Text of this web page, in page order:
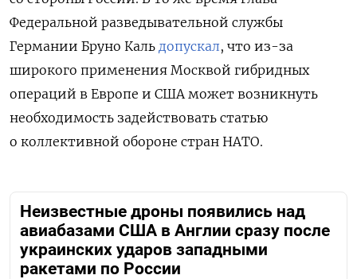
Федеральной разведывательной службы
Германии Бруно Каль допускал, что из-за
широкого применения Москвой гибридных
операций в Европе и США может возникнуть
необходимость задействовать статью
о коллективной обороне стран НАТО.
Неизвестные дроны появились над
авиабазами США в Англии сразу после
украинских ударов западными
ракетами по России